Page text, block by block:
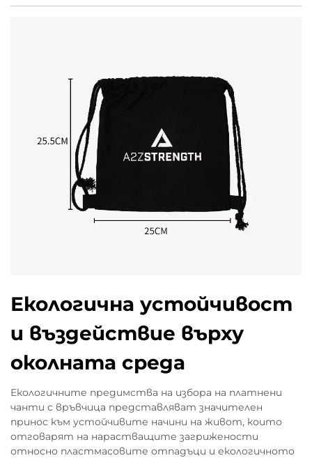
Екологична устойчивост
и въздействие върху
околната среда
Екологичните предимства на избора на платнени
чанти с връвчица представляват значителен
принос към устойчивите начини на живот, които
отговарят на нарастващите загрижености
относно пластмасовите отпадъци и екологичното